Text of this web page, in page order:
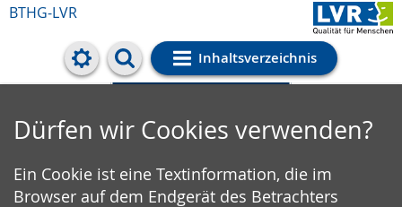
BTHG-LVR
Inhaltsverzeichnis
Cookie-Einstellungen
Dürfen wir Cookies verwenden?
Ein Cookie ist eine Textinformation, die im
Browser auf dem Endgerät des Betrachters